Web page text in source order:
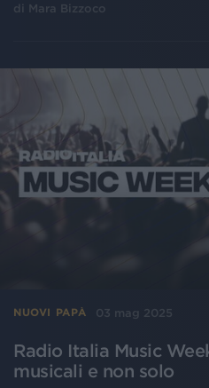
di Mara Bizzoco
NUOVI PAPÀ 03 mag 2025
Radio Italia Music
musicali e non solo